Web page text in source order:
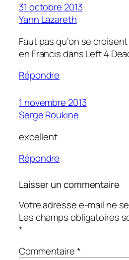
31 octobre 2013
Yann Lazareth
Faut pas qu’on se
en Francis dans Left 4
Répondre
1 novembre 2013
Serge Roukine
excellent
Répondre
Laisser un commentaire
Votre adresse e-mail ne
Les champs obligatoires
*
Commentaire*